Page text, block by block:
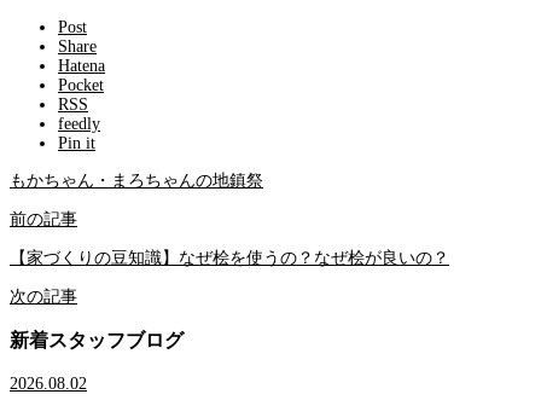
Post
Share
Hatena
Pocket
RSS
feedly
Pin it
もかちゃん・まろちゃんの地鎮祭
前の記事
【家づくりの豆知識】なぜ桧を使うの？なぜ桧が良いの？
次の記事
新着スタッフブログ
2026.08.02